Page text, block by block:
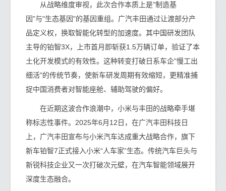
从战略维度审视，此次合作本质上是"制造基
因"与"生态基因"的基因重组。广汽丰田通过让渡部分产
品定义权，换取智能化转型的加速度。其中国研发团队
主导的铂智3X，上市首月即斩获1.5万辆订单，验证了本
土化开发模式的有效性。这种转变打破日系车企"慢工出
细活"的传统节奏，使新车研发周期有效缩短，更精准捕
捉中国消费者对智能座舱、辅助驾驶的偏好。
在近期这波合作浪潮中，小米与丰田的战略牵手堪
称标志性事件。2025年6月12日，在广汽丰田科技日
上，广汽丰田宣布与小米汽车达成重大战略合作，旗下
新车铂智7正式接入小米“人车家”生态。传统汽车巨头与
新锐科技企业又一次打破次元壁，在汽车智能领域展开
深度生态融合。